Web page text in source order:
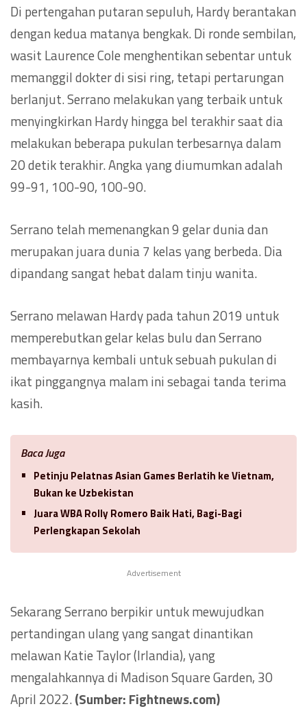
Di pertengahan putaran sepuluh, Hardy berantakan
dengan kedua matanya bengkak. Di ronde sembilan,
wasit Laurence Cole menghentikan sebentar untuk
memanggil dokter di sisi ring, tetapi pertarungan
berlanjut. Serrano melakukan yang terbaik untuk
menyingkirkan Hardy hingga bel terakhir saat dia
melakukan beberapa pukulan terbesarnya dalam
20 detik terakhir. Angka yang diumumkan adalah
99-91, 100-90, 100-90.
Serrano telah memenangkan 9 gelar dunia dan
merupakan juara dunia 7 kelas yang berbeda. Dia
dipandang sangat hebat dalam tinju wanita.
Serrano melawan Hardy pada tahun 2019 untuk
memperebutkan gelar kelas bulu dan Serrano
membayarnya kembali untuk sebuah pukulan di
ikat pinggangnya malam ini sebagai tanda terima
kasih.
Baca Juga
Petinju Pelatnas Asian Games Berlatih ke Vietnam,
Bukan ke Uzbekistan
Juara WBA Rolly Romero Baik Hati, Bagi-Bagi
Perlengkapan Sekolah
Advertisement
Sekarang Serrano berpikir untuk mewujudkan
pertandingan ulang yang sangat dinantikan
melawan Katie Taylor (Irlandia), yang
mengalahkannya di Madison Square Garden, 30
April 2022.(Sumber: Fightnews.com)